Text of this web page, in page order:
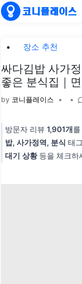
Skip
to
Posted장소 추천
싸다김밥 사가
좋은 분식집｜
by 코니플레이스 • •
방문자 리뷰1,901개
밥, 사가정역, 분식 태
대기 상황등을 체크하